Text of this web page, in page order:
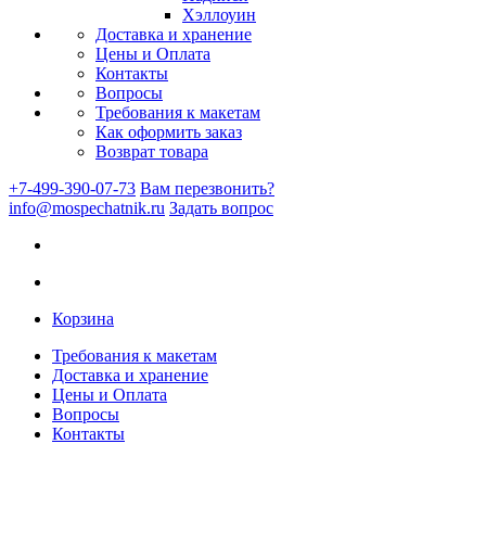
Хэллоуин
Доставка и хранение
Цены и Оплата
Контакты
Вопросы
Требования к макетам
Как оформить заказ
Возврат товара
+7-499-390-07-73 Вам перезвонить?
info@mospechatnik.ru Задать вопрос
Корзина
Требования к макетам
Доставка и хранение
Цены и Оплата
Вопросы
Контакты